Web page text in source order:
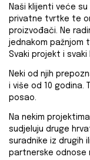
Naši klijenti veće
privatne tvrtke te
proizvođači. Ne
jednakom pažnjom
Svaki projekt i
Neki od njih
i više od 10 godina.
posao.
Na nekim
sudjeluju druge
suradnike iz drugih
partnerske odnose